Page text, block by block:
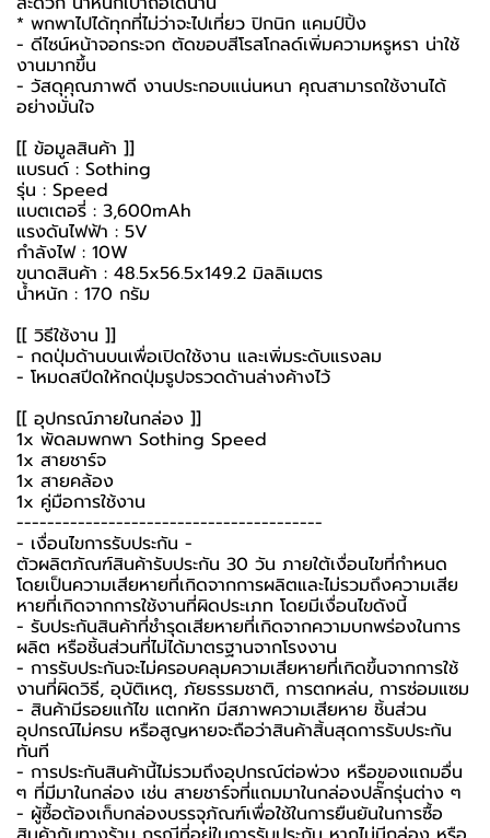
* พกพาไปได้ทุกที่ไม่ว่าจะไปเที่ยว ปิกนิก แคมป์ปิ้ง
- ดีไซน์หน้าจอกระจก ตัดขอบสีโรสโกลด์เพิ่มความหรูหรา น่าใช้
งานมากขึ้น
- วัสดุคุณภาพดี งานประกอบแน่นหนา คุณสามารถใช้งานได้
อย่างมั่นใจ
[[ ข้อมูลสินค้า ]]
แบรนด์ : Sothing
รุ่น : Speed
แบตเตอรี่ : 3,600mAh
แรงดันไฟฟ้า : 5V
กำลังไฟ : 10W
ขนาดสินค้า : 48.5x56.5x149.2 มิลลิเมตร
น้ำหนัก : 170 กรัม
[[ วิธีใช้งาน ]]
- กดปุ่มด้านบนเพื่อเปิดใช้งาน และเพิ่มระดับแรงลม
- โหมดสปีดให้กดปุ่มรูปจรวดด้านล่างค้างไว้
[[ อุปกรณ์ภายในกล่อง ]]
1x พัดลมพกพา Sothing Speed
1x สายชาร์จ
1x สายคล้อง
1x คู่มือการใช้งาน
----------------------------------------
-️ เงื่อนไขการรับประกัน -️
ตัวผลิตภัณฑ์สินค้ารับประกัน 30 วัน ภายใต้เงื่อนไขที่กำหนด
โดยเป็นความเสียหายที่เกิดจากการผลิตและไม่รวมถึงความเสีย
หายที่เกิดจากการใช้งานที่ผิดประเภท โดยมีเงื่อนไขดังนี้
- รับประกันสินค้าที่ชำรุดเสียหายที่เกิดจากความบกพร่องในการ
ผลิต หรือชิ้นส่วนที่ไม่ได้มาตรฐานจากโรงงาน
- การรับประกันจะไม่ครอบคลุมความเสียหายที่เกิดขึ้นจากการใช้
งานที่ผิดวิธี, อุบัติเหตุ, ภัยธรรมชาติ, การตกหล่น, การซ่อมแซม
- สินค้ามีรอยแก้ไข แตกหัก มีสภาพความเสียหาย ชิ้นส่วน
อุปกรณ์ไม่ครบ หรือสูญหายจะถือว่าสินค้าสิ้นสุดการรับประกัน
ทันที
- การประกันสินค้านี้ไม่รวมถึงอุปกรณ์ต่อพ่วง หรือของแถมอื่น
ๆ ที่มีมาในกล่อง เช่น สายชาร์จที่แถมมาในกล่องปลั๊กรุ่นต่าง ๆ
-️ ผู้ซื้อต้องเก็บกล่องบรรจุภัณฑ์เพื่อใช้ในการยืนยันในการซื้อ